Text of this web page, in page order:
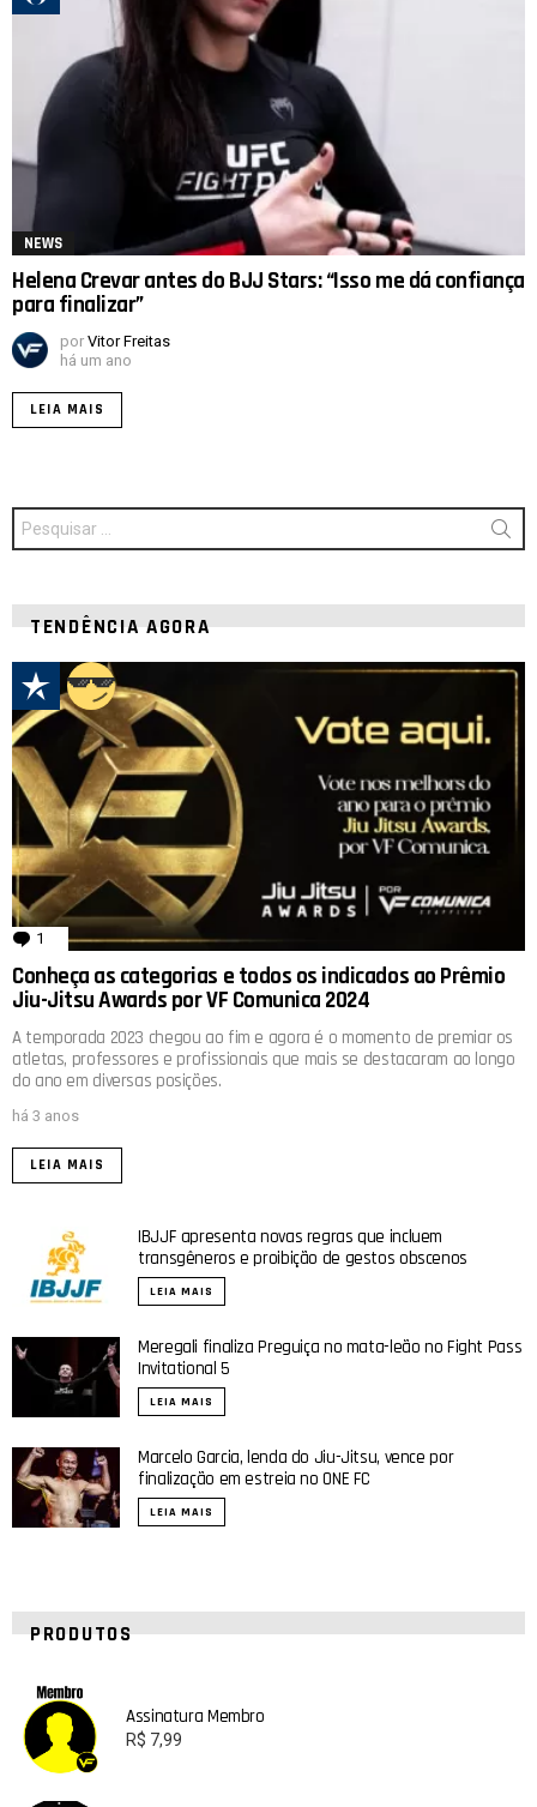
NEWS
Helena Crevar antes do BJJ Stars: “Isso me dá confiança
para finalizar”
por Vitor Freitas
há um ano
LEIA MAIS
Procurar
por:
TENDÊNCIA AGORA
1 comentário
Conheça as categorias e todos os indicados ao Prêmio
Jiu-Jitsu Awards por VF Comunica 2024
A temporada 2023 chegou ao fim e agora é o momento de premiar os
atletas, professores e profissionais que mais se destacaram ao longo
do ano em diversas posições.
há 3 anos
LEIA MAIS
IBJJF apresenta novas regras que incluem
transgêneros e proibição de gestos obscenos
LEIA MAIS
Meregali finaliza Preguiça no mata-leão no Fight Pass
Invitational 5
LEIA MAIS
Marcelo Garcia, lenda do Jiu-Jitsu, vence por
finalização em estreia no ONE FC
LEIA MAIS
PRODUTOS
Assinatura Membro
R$ 7,99